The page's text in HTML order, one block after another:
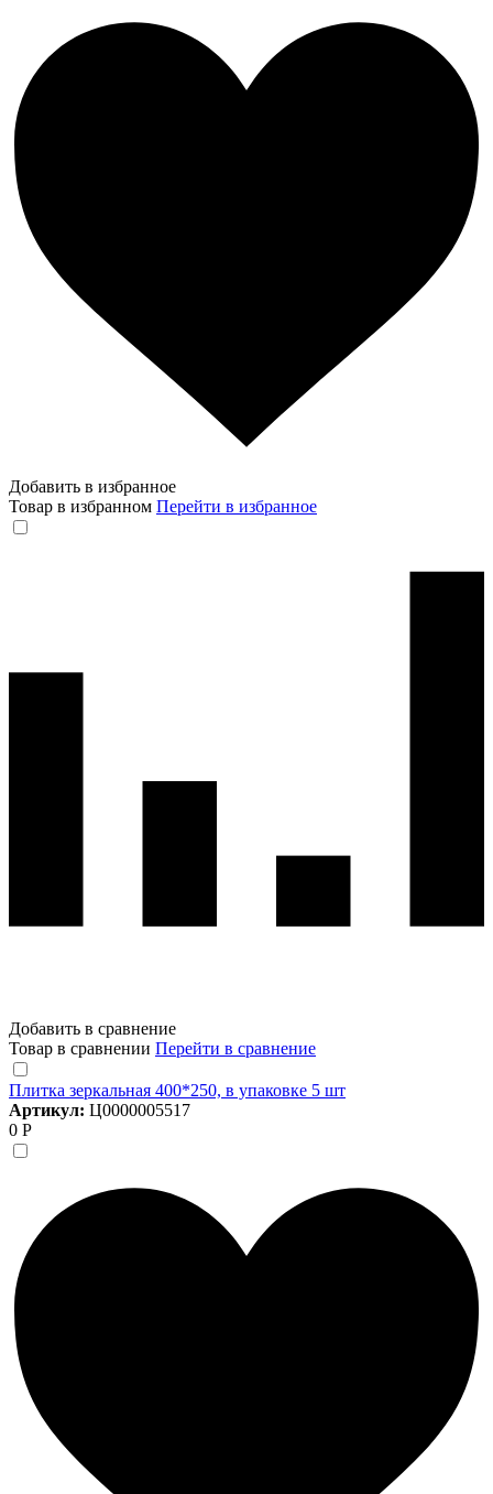
Добавить в избранное
Товар в избранном Перейти в избранное
Добавить в сравнение
Товар в сравнении Перейти в сравнение
Плитка зеркальная 400*250, в упаковке 5 шт
Артикул: Ц0000005517
0 Р